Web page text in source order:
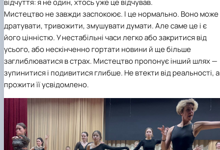
відчуття: я не один, хтось уже це відчував.
Мистецтво не завжди заспокоює. І це нормально. Воно може
дратувати, тривожити, змушувати думати. Але саме це і є
його цінністю. У нестабільні часи легко або закритися від
усього, або нескінченно гортати новини й ще більше
заглиблюватися в страх. Мистецтво пропонує інший шлях —
зупинитися і подивитися глибше. Не втекти від реальності, а
прожити її усвідомлено.